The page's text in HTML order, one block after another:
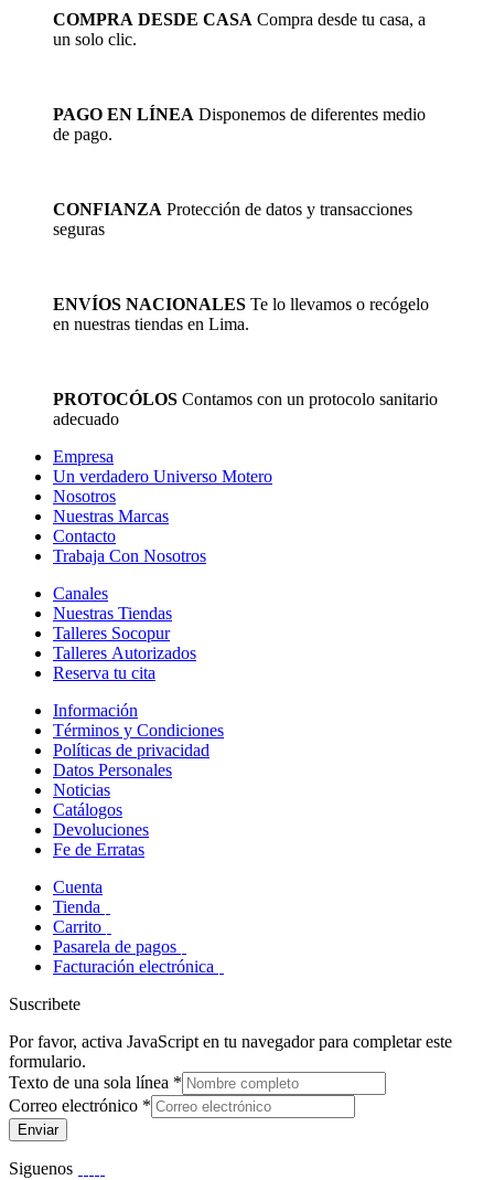
COMPRA DESDE CASA Compra desde tu casa, a
un solo clic.
PAGO EN LÍNEA Disponemos de diferentes medio
de pago.
CONFIANZA Protección de datos y transacciones
seguras
ENVÍOS NACIONALES Te lo llevamos o recógelo
en nuestras tiendas en Lima.
PROTOCÓLOS Contamos con un protocolo sanitario
adecuado
Empresa
Un verdadero Universo Motero
Nosotros
Nuestras Marcas
Contacto
Trabaja Con Nosotros
Canales
Nuestras Tiendas
Talleres Socopur
Talleres Autorizados
Reserva tu cita
Información
Términos y Condiciones
Políticas de privacidad
Datos Personales
Noticias
Catálogos
Devoluciones
Fe de Erratas
Cuenta
Tienda
Carrito
Pasarela de pagos
Facturación electrónica
Suscribete
Por favor, activa JavaScript en tu navegador para completar este
formulario.
Texto de una sola línea *
Correo electrónico *
Enviar
Siguenos